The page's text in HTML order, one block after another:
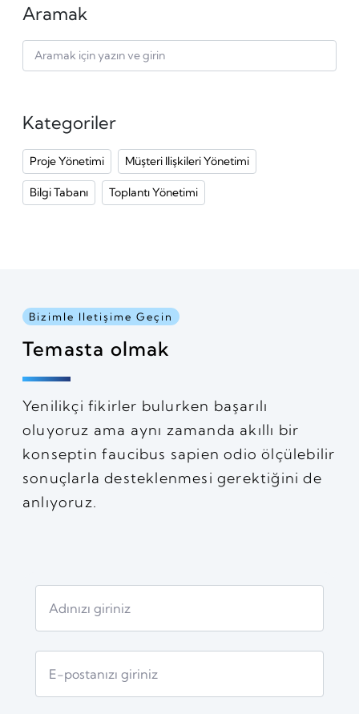
Aramak
Kategoriler
Proje Yönetimi Müşteri Ilişkileri Yönetimi
Bilgi Tabanı Toplantı Yönetimi
Bizimle Iletişime Geçin
Temasta olmak
Yenilikçi fikirler bulurken başarılı
oluyoruz ama aynı zamanda akıllı bir
konseptin faucibus sapien odio ölçülebilir
sonuçlarla desteklenmesi gerektiğini de
anlıyoruz.